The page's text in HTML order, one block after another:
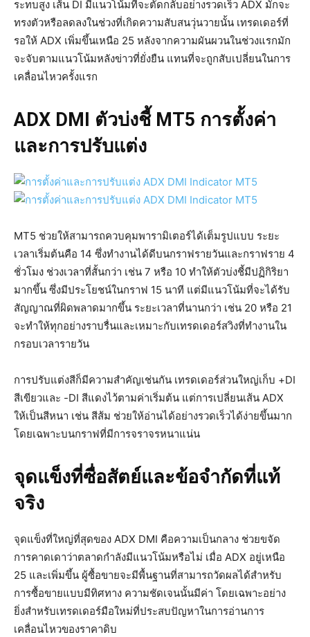
ระทบสูง เส้น DI มีแนวโน้มที่จะตัดกลับอย่างรวดเร็ว ADX มักจะ
ทรงตัวหรือลดลงในช่วงที่เกิดความสับสนวุ่นวายนั้น เทรดเดอร์ที่
รอให้ ADX เพิ่มขึ้นเหนือ 25 หลังจากความผันผวนในช่วงแรกมัก
จะจับตามแนวโน้มหลังข่าวที่ยั่งยืน แทนที่จะถูกสับเปลี่ยนในการ
เคลื่อนไหวครั้งแรก
ADX DMI ตัวบ่งชี้ MT5 การตั้งค่า
และการปรับแต่ง
MT5 ช่วยให้สามารถควบคุมพารามิเตอร์ได้เต็มรูปแบบ ระยะ
เวลาเริ่มต้นคือ 14 ซึ่งทำงานได้ดีบนกราฟรายวันและกราฟราย 4
ชั่วโมง ช่วงเวลาที่สั้นกว่า เช่น 7 หรือ 10 ทำให้ตัวบ่งชี้มีปฏิกิริยา
มากขึ้น ซึ่งมีประโยชน์ในกราฟ 15 นาที แต่มีแนวโน้มที่จะได้รับ
สัญญาณที่ผิดพลาดมากขึ้น ระยะเวลาที่นานกว่า เช่น 20 หรือ 21
จะทำให้ทุกอย่างราบรื่นและเหมาะกับเทรดเดอร์สวิงที่ทำงานใน
กรอบเวลารายวัน
การปรับแต่งสีก็มีความสำคัญเช่นกัน เทรดเดอร์ส่วนใหญ่เก็บ +DI
สีเขียวและ -DI สีแดงไว้ตามค่าเริ่มต้น แต่การเปลี่ยนเส้น ADX
ให้เป็นสีหนา เช่น สีส้ม ช่วยให้อ่านได้อย่างรวดเร็วได้ง่ายขึ้นมาก
โดยเฉพาะบนกราฟที่มีการจราจรหนาแน่น
จุดแข็งที่ซื่อสัตย์และข้อจำกัดที่แท้
จริง
จุดแข็งที่ใหญ่ที่สุดของ ADX DMI คือความเป็นกลาง ช่วยขจัด
การคาดเดาว่าตลาดกำลังมีแนวโน้มหรือไม่ เมื่อ ADX อยู่เหนือ
25 และเพิ่มขึ้น ผู้ซื้อขายจะมีพื้นฐานที่สามารถวัดผลได้สำหรับ
การซื้อขายแบบมีทิศทาง ความชัดเจนนั้นมีค่า โดยเฉพาะอย่าง
ยิ่งสำหรับเทรดเดอร์มือใหม่ที่ประสบปัญหาในการอ่านการ
เคลื่อนไหวของราคาดิบ